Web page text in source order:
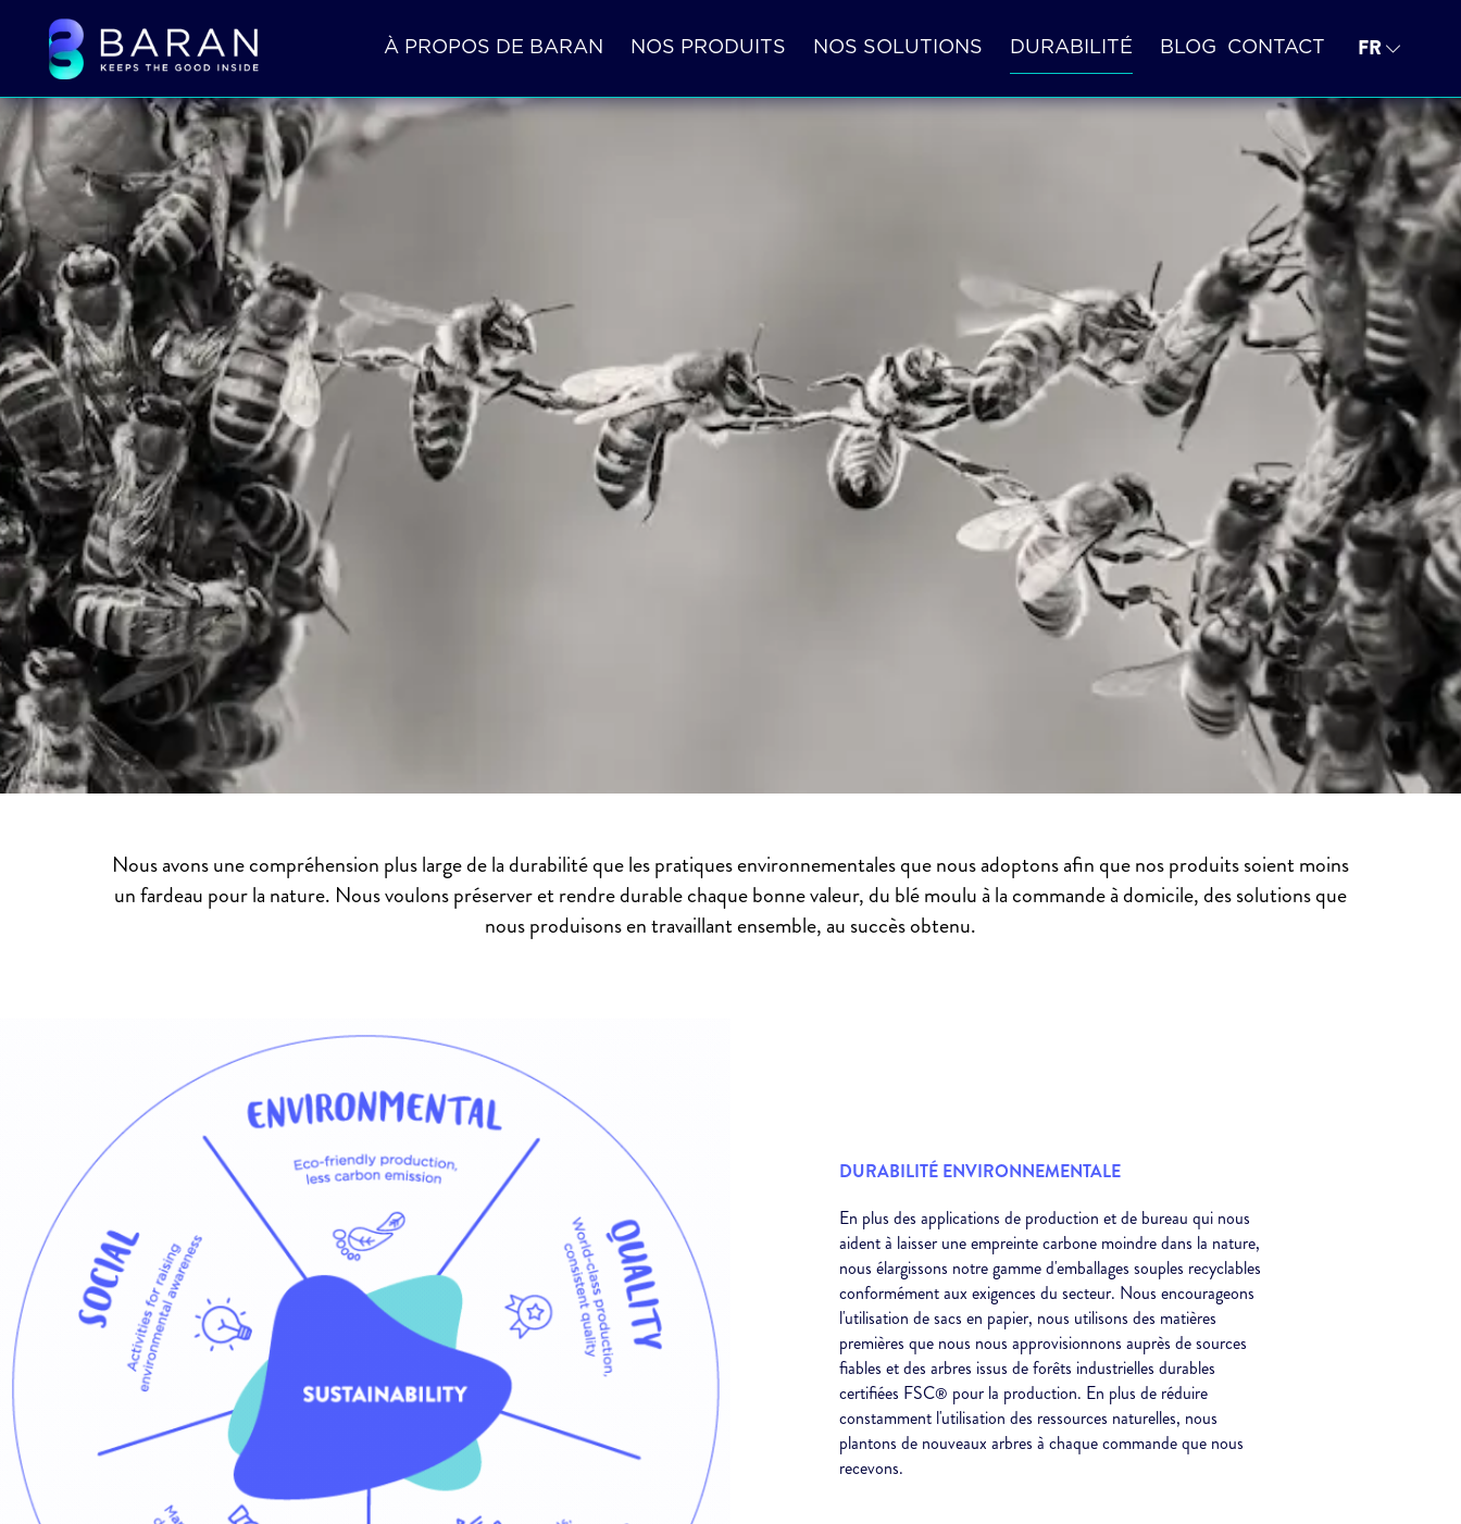
À PROPOS DE BARAN NOS PRODUITS NOS SOLUTIONS DURABILITÉ BLOG CONTACT FR
Nous avons une compréhension plus large de la durabilité que les pratiques environnementales que nous adoptons afin que nos produits soient moins
un fardeau pour la nature. Nous voulons préserver et rendre durable chaque bonne valeur, du blé moulu à la commande à domicile, des solutions que
nous produisons en travaillant ensemble, au succès obtenu.
DURABILITÉ ENVIRONNEMENTALE
En plus des applications de production et de bureau qui nous
aident à laisser une empreinte carbone moindre dans la nature,
nous élargissons notre gamme d'emballages souples recyclables
conformément aux exigences du secteur. Nous encourageons
l'utilisation de sacs en papier, nous utilisons des matières
premières que nous nous approvisionnons auprès de sources
fiables et des arbres issus de forêts industrielles durables
certifiées FSC® pour la production. En plus de réduire
constamment l'utilisation des ressources naturelles, nous
plantons de nouveaux arbres à chaque commande que nous
recevons.